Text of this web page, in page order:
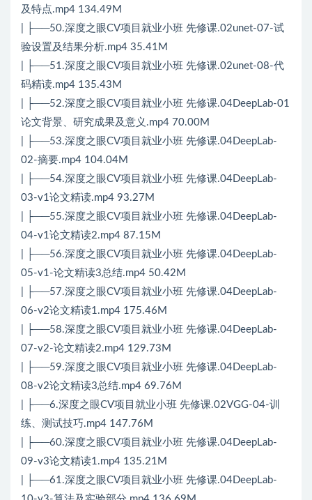
及特点.mp4 134.49M
| ├──50.深度之眼CV项目就业小班 先修课.02unet-07-试
验设置及结果分析.mp4 35.41M
| ├──51.深度之眼CV项目就业小班 先修课.02unet-08-代
码精读.mp4 135.43M
| ├──52.深度之眼CV项目就业小班 先修课.04DeepLab-01
论文背景、研究成果及意义.mp4 70.00M
| ├──53.深度之眼CV项目就业小班 先修课.04DeepLab-
02-摘要.mp4 104.04M
| ├──54.深度之眼CV项目就业小班 先修课.04DeepLab-
03-v1论文精读.mp4 93.27M
| ├──55.深度之眼CV项目就业小班 先修课.04DeepLab-
04-v1论文精读2.mp4 87.15M
| ├──56.深度之眼CV项目就业小班 先修课.04DeepLab-
05-v1-论文精读3总结.mp4 50.42M
| ├──57.深度之眼CV项目就业小班 先修课.04DeepLab-
06-v2论文精读1.mp4 175.46M
| ├──58.深度之眼CV项目就业小班 先修课.04DeepLab-
07-v2-论文精读2.mp4 129.73M
| ├──59.深度之眼CV项目就业小班 先修课.04DeepLab-
08-v2论文精读3总结.mp4 69.76M
| ├──6.深度之眼CV项目就业小班 先修课.02VGG-04-训
练、测试技巧.mp4 147.76M
| ├──60.深度之眼CV项目就业小班 先修课.04DeepLab-
09-v3论文精读1.mp4 135.21M
| ├──61.深度之眼CV项目就业小班 先修课.04DeepLab-